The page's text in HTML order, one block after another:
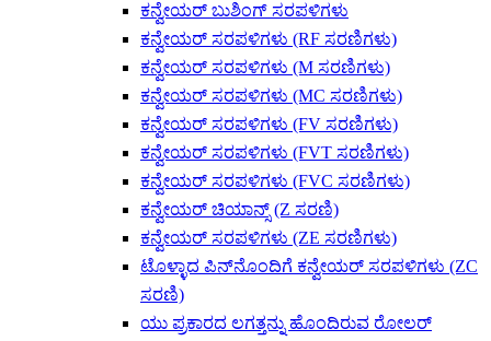
ಕನ್ವೇಯರ್ ಬುಶಿಂಗ್ ಸರಪಳಿಗಳು
ಕನ್ವೇಯರ್ ಸರಪಳಿಗಳು (RF ಸರಣಿಗಳು)
ಕನ್ವೇಯರ್ ಸರಪಳಿಗಳು (M ಸರಣಿಗಳು)
ಕನ್ವೇಯರ್ ಸರಪಳಿಗಳು (MC ಸರಣಿಗಳು)
ಕನ್ವೇಯರ್ ಸರಪಳಿಗಳು (FV ಸರಣಿಗಳು)
ಕನ್ವೇಯರ್ ಸರಪಳಿಗಳು (FVT ಸರಣಿಗಳು)
ಕನ್ವೇಯರ್ ಸರಪಳಿಗಳು (FVC ಸರಣಿಗಳು)
ಕನ್ವೇಯರ್ ಚಿಯಾನ್ಸ್ (Z ಸರಣಿ)
ಕನ್ವೇಯರ್ ಸರಪಳಿಗಳು (ZE ಸರಣಿಗಳು)
ಟೊಳ್ಳಾದ ಪಿನ್‌ನೊಂದಿಗೆ ಕನ್ವೇಯರ್ ಸರಪಳಿಗಳು (ZC
ಸರಣಿ)
ಯು ಪ್ರಕಾರದ ಲಗತ್ತನ್ನು ಹೊಂದಿರುವ ರೋಲರ್